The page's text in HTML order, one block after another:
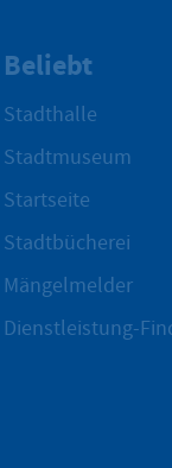
Beliebt
Stadthalle
Stadtmuseum
Startseite
Stadtbücherei
Mängelmelder
Dienstleistung-